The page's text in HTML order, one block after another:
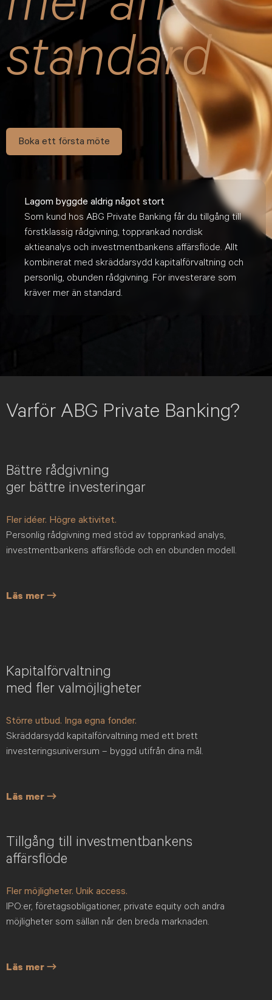
standard
Boka ett första möte
Lagom byggde aldrig något stort
Som kund hos ABG Private Banking får du tillgång till
förstklassig rådgivning, topprankad nordisk
aktieanalys och investmentbankens affärsflöde. Allt
kombinerat med skräddarsydd kapitalförvaltning och
personlig, obunden rådgivning. För investerare som
kräver mer än standard.
Varför ABG Private Banking?
Bättre rådgivning
ger bättre investeringar
Fler idéer. Högre aktivitet.
Personlig rådgivning med stöd av topprankad analys,
investmentbankens affärsflöde och en obunden modell.
Läs mer →
Kapitalförvaltning
med fler valmöjligheter
Större utbud. Inga egna fonder.
Skräddarsydd kapitalförvaltning med ett brett
investeringsuniversum – byggd utifrån dina mål.
Läs mer →
Tillgång till investmentbankens
affärsflöde
Fler möjligheter. Unik access.
IPO:er, företagsobligationer, private equity och andra
möjligheter som sällan når den breda marknaden.
Läs mer →